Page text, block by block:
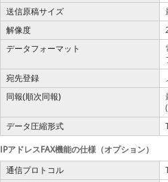
送信原稿サイズ
解像度
データフォーマット
宛先登録
同報(順次同報)
データ圧縮形式
IPアドレスFAX機能の仕様（オプション）
通信プロトコル